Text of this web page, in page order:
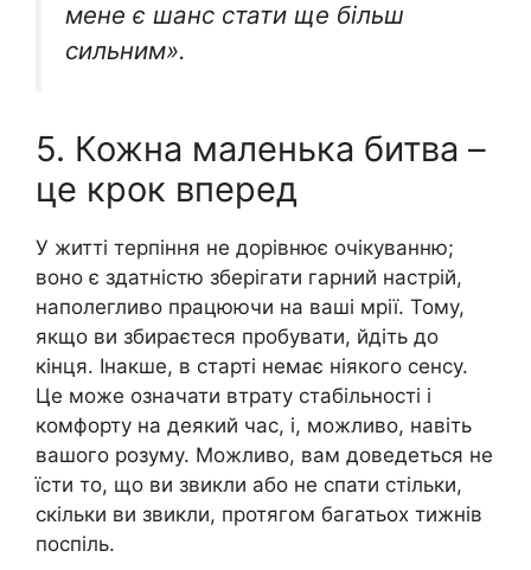
мене є шанс стати ще більш
сильним».
5. Кожна маленька битва –
це крок вперед
У житті терпіння не дорівнює очікуванню;
воно є здатністю зберігати гарний настрій,
наполегливо працюючи на ваші мрії. Тому,
якщо ви збираєтеся пробувати, йдіть до
кінця. Інакше, в старті немає ніякого сенсу.
Це може означати втрату стабільності і
комфорту на деякий час, і, можливо, навіть
вашого розуму. Можливо, вам доведеться не
їсти то, що ви звикли або не спати стільки,
скільки ви звикли, протягом багатьох тижнів
поспіль.